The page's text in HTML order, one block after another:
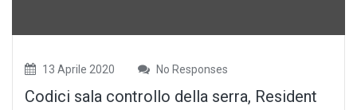
13 Aprile 2020 No Responses
Codici sala controllo della serra, Resident